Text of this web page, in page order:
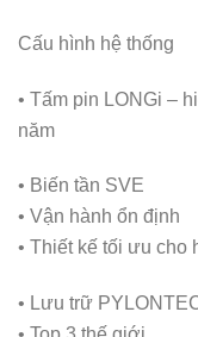
Cấu hình hệ thống
• Tấm pin LONGi –
năm
• Biến tần SVE
• Vận hành ổn định
• Thiết kế tối ưu cho
• Lưu trữ